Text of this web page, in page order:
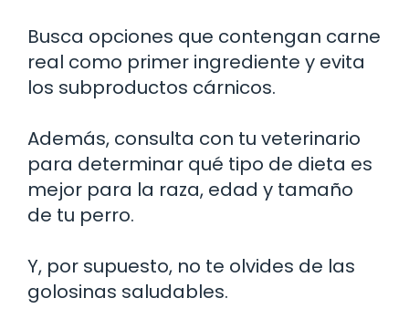
Busca opciones que contengan carne
real como primer ingrediente y evita
los subproductos cárnicos.
Además, consulta con tu veterinario
para determinar qué tipo de dieta es
mejor para la raza, edad y tamaño
de tu perro.
Y, por supuesto, no te olvides de las
golosinas saludables.